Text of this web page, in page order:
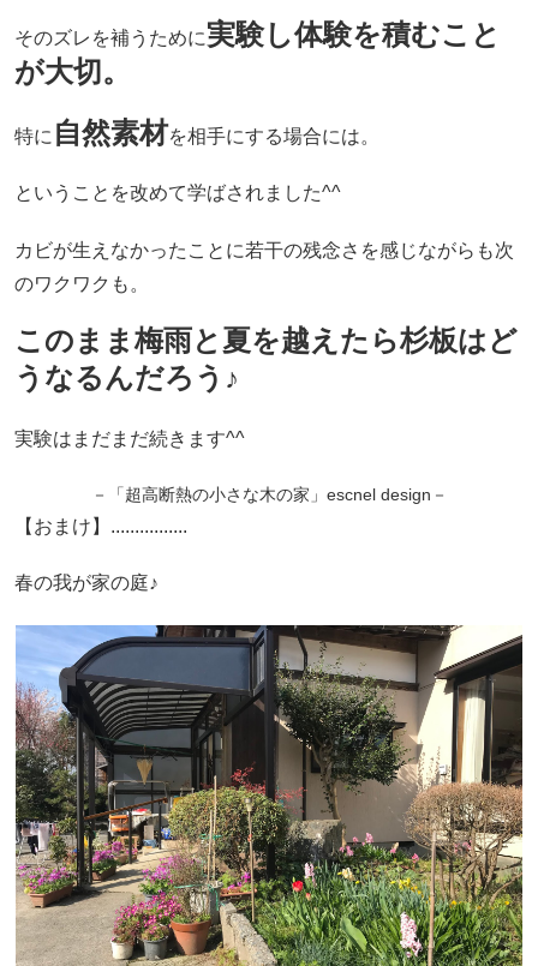
そのズレを補うために実験し体験を積むこと
が大切。
特に 自然素材を相手にする場合には。
ということを改めて学ばされました^^
カビが生えなかったことに若干の残念さを感じながらも次
のワクワクも。
このまま梅雨と夏を越えたら杉板はど
うなるんだろう♪
実験はまだまだ続きます^^
－「超高断熱の小さな木の家」escnel design－
【おまけ】................
春の我が家の庭♪